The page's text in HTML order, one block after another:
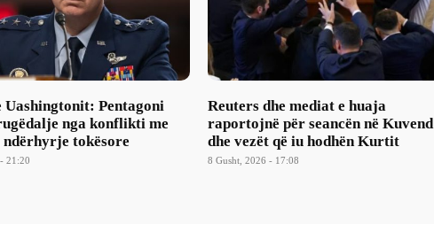
Uashingtonit: Pentagoni
nga konflikti me
tokësore
21:20
Reuters dhe mediat e huaja
raportojnë për seancën në Kuvend
dhe vezët që iu hodhën Kurtit
8 Gusht, 2026 - 17:08